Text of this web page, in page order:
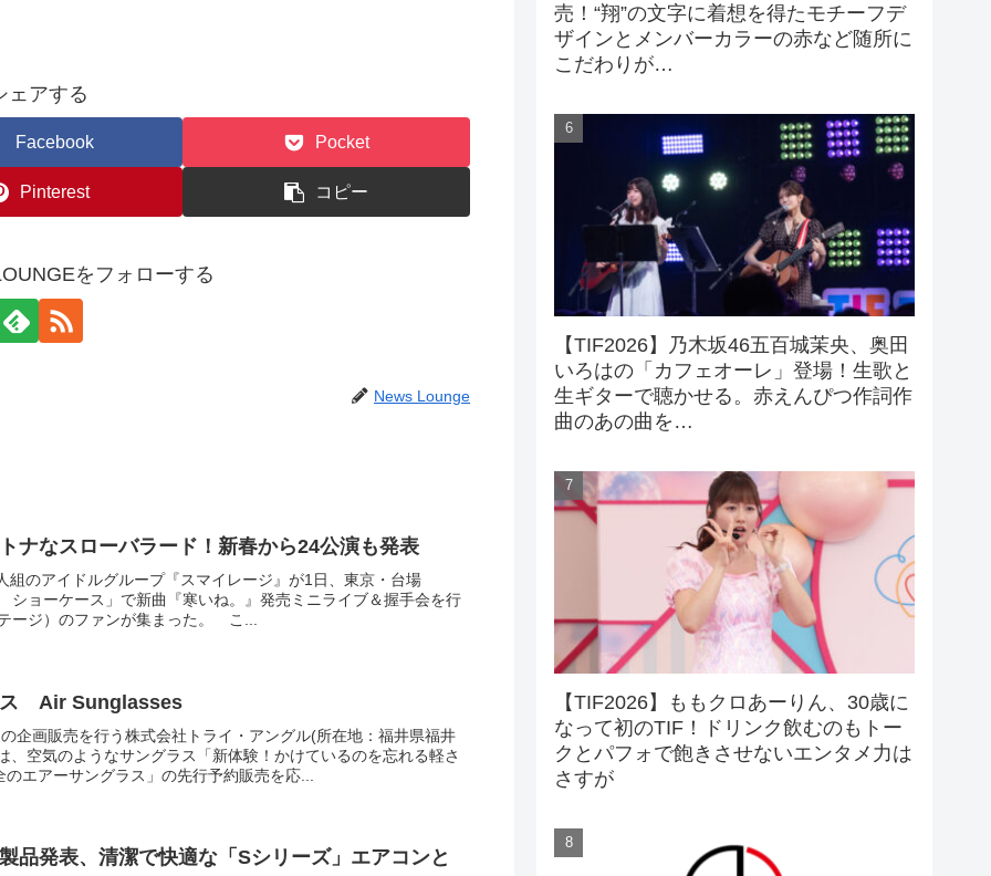
ェアする
Facebook Pocket
Pinterest コピー
をフォローする
News Lounge
ナなスローバラード！新春から24公演も発表
組のアイドルグループ『スマイレージ』が1日、東京・台場
ショーケース」で新曲『寒いね。』発売ミニライブ＆握手会を行
ージ）のファンが集まった。 こ...
ス Air Sunglasses
企画販売を行う株式会社トライ・アングル(所在地：福井県福井
、空気のようなサングラス「新体験！かけているのを忘れる軽さ
エアーサングラス」の先行予約販売を応...
品発表、清潔で快適な「Sシリーズ」エアコンと
売！“翔”の文字に着想を得たモチーフデ
ザインとメンバーカラーの赤など随所に
こだわりが…
【TIF2026】乃木坂46五百城茉央、奥田
いろはの「カフェオーレ」登場！生歌と
生ギターで聴かせる。赤えんぴつ作詞作
曲のあの曲を…
【TIF2026】ももクロあーりん、30歳に
なって初のTIF！ドリンク飲むのもトー
クとパフォで飽きさせないエンタメ力は
さすが